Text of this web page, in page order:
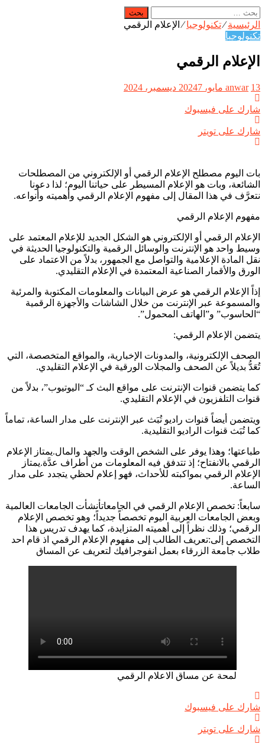
البحث
عن:
الرئيسية⁄تكنولوجيا⁄ الإعلام الرقمي
تكنولوجيا
الإعلام الرقمي
anwar 13 مايو، 2024 7 ديسمبر، 2024
شارك على فيسبوك
شارك على تويتر
بات اليوم مصطلح الإعلام الرقمي أو الإلكتروني من المصطلحات
الشائعة، وبات هو الإعلام المسيطر على حياتنا اليوم؛ لذا دعونا
نتعرَّف في هذا المقال إلى مفهوم الإعلام الرقمي وأهميته وأنواعه.
مفهوم الإعلام الرقمي
الإعلام الرقمي أو الإلكتروني هو الشكل الجديد للإعلام المعتمد على
وسيط واحد هو الإنترنت والوسائل الرقمية والتكنولوجيا الحديثة في
نقل المادة الإعلامية والتواصل مع الجمهور، بدلاً من الاعتماد على
الورق والأقمار الصناعية المعتمدة في الإعلام التقليدي.
إذاً الإعلام الرقمي هو عرض البيانات والمعلومات المكتوبة والمرئية
والمسموعة عبر الإنترنت من خلال الشاشات والأجهزة الرقمية
“الحاسوب” و”الهاتف المحمول”.
يتضمن الإعلام الرقمي:
الصحف الإلكترونية، والمدونات الإخبارية، والمواقع المتخصصة، التي
تُعَدُّ بديلاً عن الصحف والمجلات الورقية في الإعلام التقليدي.
كما يتضمن قنوات الإنترنت على مواقع البث كـ “اليوتيوب”، بدلاً من
قنوات التلفزيون في الإعلام التقليدي.
ويتضمن أيضاً قنوات راديو تُبَث عبر الإنترنت على مدار الساعة، تماماً
كما تُبَث قنوات الراديو التقليدية.
طباعتها؛ وهذا يوفر على الشخص الوقت والجهد والمال.يمتاز الإعلام
الرقمي بالانفتاح؛ إذ تتدفق فيه المعلومات من أطراف عدَّة.يمتاز
الإعلام الرقمي بمواكبته للأحداث، فهو إعلام لحظي يتجدد على مدار
الساعة.
سابعاً: تخصص الإعلام الرقمي في الجامعاتأنشأت الجامعات العالمية
وبعض الجامعات العربية اليوم تخصصاً جديداً؛ وهو تخصص الإعلام
الرقمي؛ وذلك نظراً إلى أهميته المتزايدة، كما يهدف تدريس هذا
التخصص إلى:تعريف الطالب إلى مفهوم الإعلام الرقمي اذ قام احد
طلاب جامعة الزرقاء بعمل انفوجرافيك لتعريف عن المساق
لمحة عن مساق الاعلام الرقمي
شارك على فيسبوك
شارك على تويتر